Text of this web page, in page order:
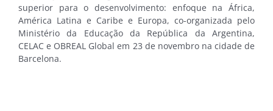
superior para o desenvolvimento: enfoque na África,
América Latina e Caribe e Europa, co-organizada pelo
Ministério da Educação da República da Argentina,
CELAC e OBREAL Global em 23 de novembro na cidade de
Barcelona.